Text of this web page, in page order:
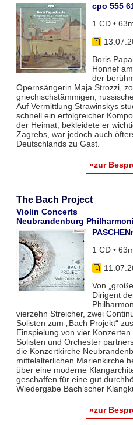
cpo 555
1 CD •
Boris
Honnef
der
Opernsängerin Maja Strozzi,
griechischstämmigen,
Auf Vermittlung Strawinskys
schnell ein erfolgreicher
der Heimat, bekleidete er
Zagrebs, war jedoch auch
Deutschlands zu Gast.
»zur
The Bach Project
Violin Concerts
Neubrandenburg
1 CD •
Von
Dirigent
vierzehn Streicher, zwei
Solisten zum „Bach Projekt“
Einspielung von vier Konzerten
Solisten und Orchester
die Konzertkirche
mittelalterlichen Marienkirche
über eine moderne
geschaffen für eine gut
Wiedergabe Bach’scher
»zur